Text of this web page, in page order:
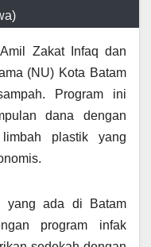
Zakat Infaq dan
(NU) Kota Batam
Program ini
dana dengan
plastik yang
yang ada di Batam
program infak